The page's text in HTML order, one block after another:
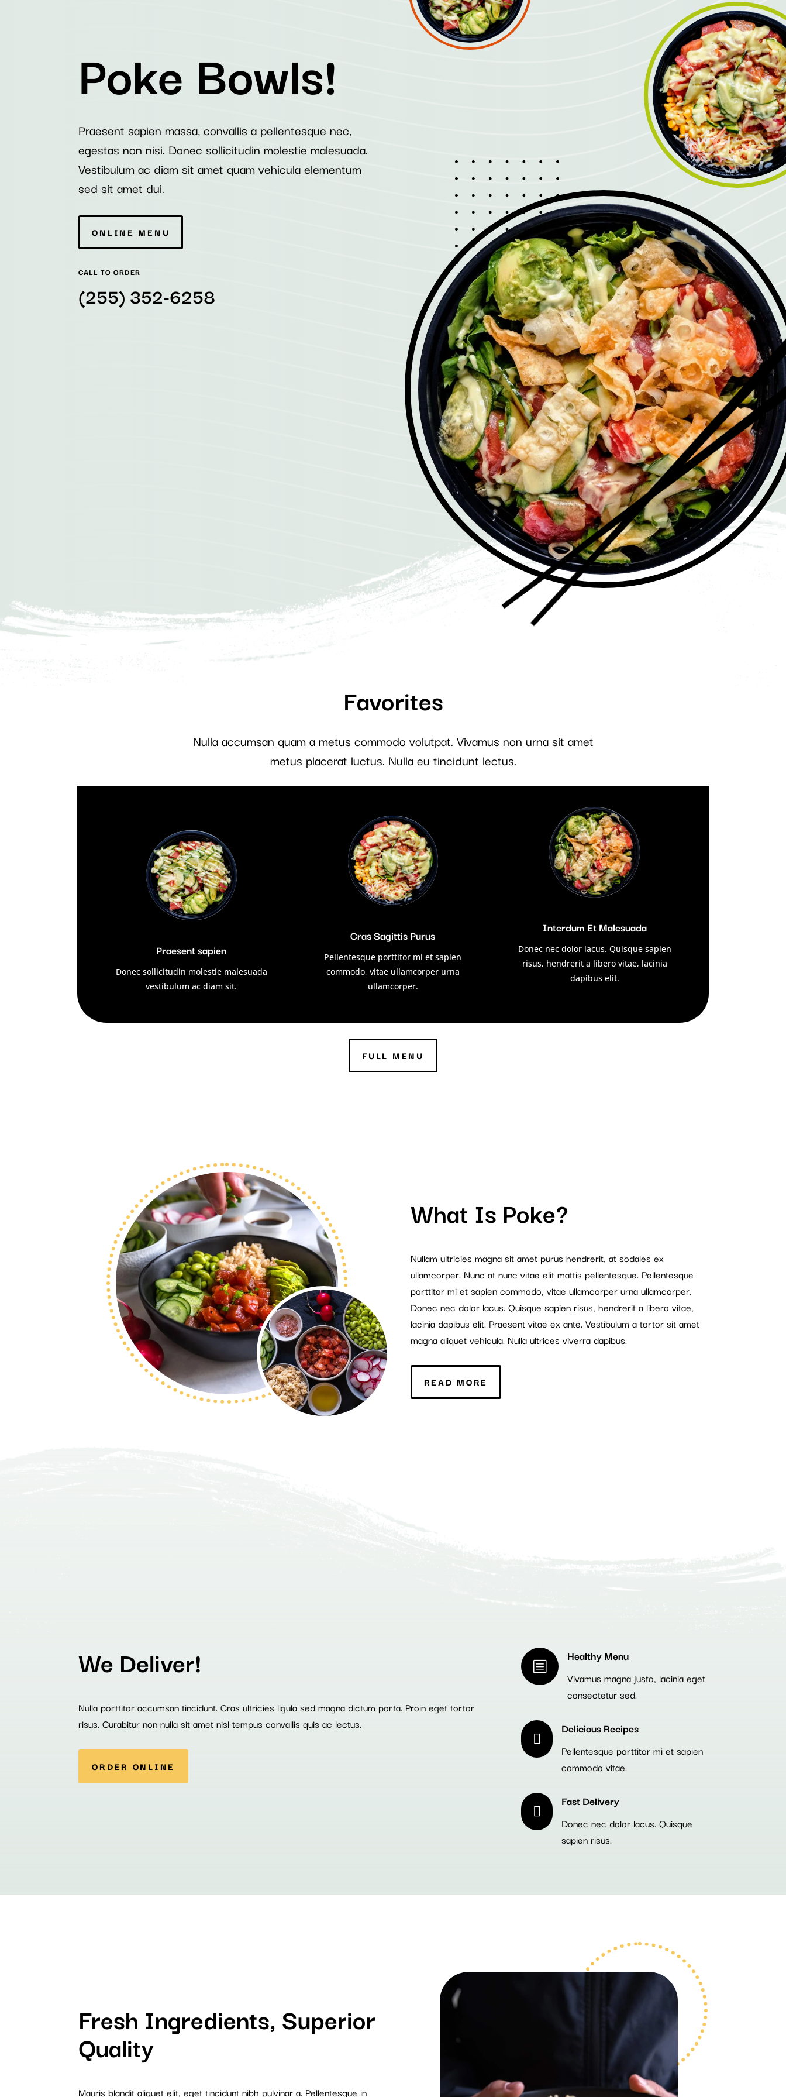
Poke Bowls!
Praesent sapien massa, convallis a pellentesque nec,
egestas non nisi. Donec sollicitudin molestie malesuada.
Vestibulum ac diam sit amet quam vehicula elementum
sed sit amet dui.
ONLINE MENU
CALL TO ORDER
(255) 352-6258
Favorites
Nulla accumsan quam a metus commodo volutpat. Vivamus non urna sit amet
metus placerat luctus. Nulla eu tincidunt lectus.
Praesent sapien
Donec sollicitudin molestie malesuada
vestibulum ac diam sit.
Cras Sagittis Purus
Pellentesque porttitor mi et sapien
commodo, vitae ullamcorper urna
ullamcorper.
Interdum Et Malesuada
Donec nec dolor lacus. Quisque sapien
risus, hendrerit a libero vitae, lacinia
dapibus elit.
FULL MENU
What Is Poke?
Nullam ultricies magna sit amet purus hendrerit, at sodales ex
ullamcorper. Nunc at nunc vitae elit mattis pellentesque. Pellentesque
porttitor mi et sapien commodo, vitae ullamcorper urna ullamcorper.
Donec nec dolor lacus. Quisque sapien risus, hendrerit a libero vitae,
lacinia dapibus elit. Praesent vitae ex ante. Vestibulum a tortor sit amet
magna aliquet vehicula. Nulla ultrices viverra dapibus.
READ MORE
We Deliver!
Nulla porttitor accumsan tincidunt. Cras ultricies ligula sed magna dictum porta. Proin eget tortor
risus. Curabitur non nulla sit amet nisl tempus convallis quis ac lectus.
ORDER ONLINE
b
Healthy Menu
Vivamus magna justo, lacinia eget
consectetur sed.

Delicious Recipes
Pellentesque porttitor mi et sapien
commodo vitae.

Fast Delivery
Donec nec dolor lacus. Quisque
sapien risus.
Fresh Ingredients, Superior
Quality
Mauris blandit aliquet elit, eget tincidunt nibh pulvinar a. Pellentesque in